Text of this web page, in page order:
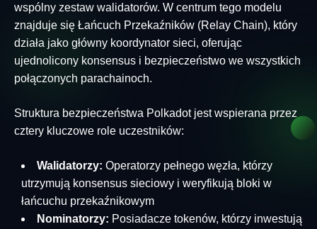
wspólny zestaw walidatorów. W centrum tego modelu
znajduje się Łańcuch Przekaźników (Relay Chain), który
działa jako główny koordynator sieci, oferując
ujednolicony konsensus i bezpieczeństwo we wszystkich
połączonych parachainoch.
Struktura bezpieczeństwa Polkadot jest wspierana przez
cztery kluczowe role uczestników:
Walidatorzy: Operatorzy pełnego węzła, którzy
utrzymują konsensus sieciowy i weryfikują bloki w
łańcuchu przekaźnikowym
Nominatorzy: Posiadacze tokenów, którzy inwestują